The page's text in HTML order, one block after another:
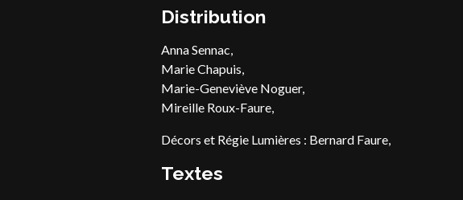
Distribution
Anna Sennac,
Marie Chapuis,
Marie-Geneviève Noguer,
Mireille Roux-Faure,
Décors et Régie Lumières : Bernard Faure,
Textes